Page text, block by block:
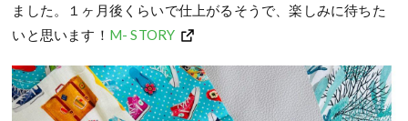
ました。１ヶ月後くらいで仕上がるそうで、楽しみに待ちた
いと思います！ M- STORY